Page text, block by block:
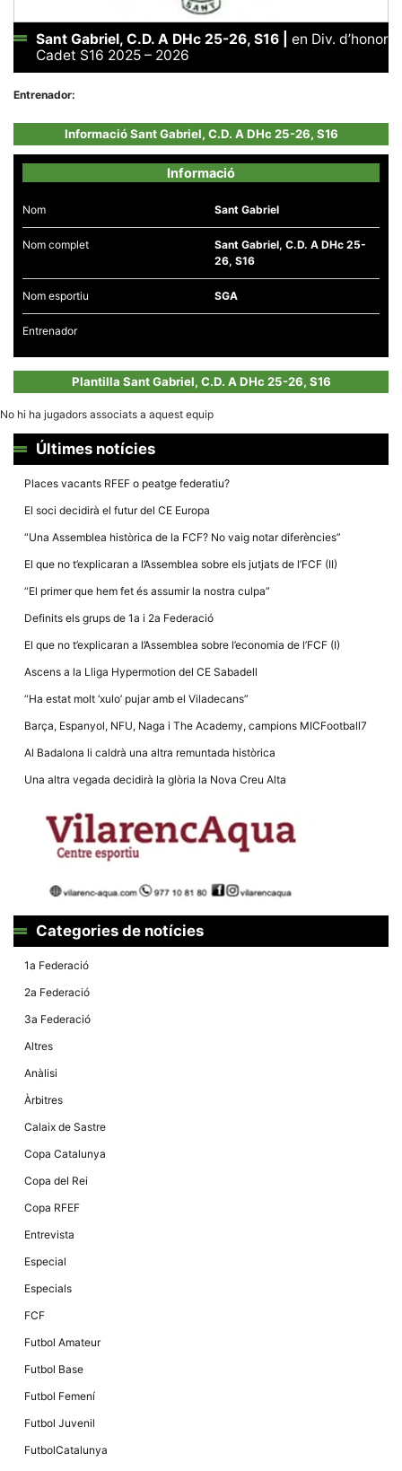
Sant Gabriel, C.D. A DHc 25-26, S16
en Div. d’honor
Cadet S16 2025 – 2026
Entrenador:
Informació Sant Gabriel, C.D. A DHc 25-26, S16
Informació
Nom Sant Gabriel
Nom complet
Sant Gabriel, C.D. A DHc 25-
26, S16
Nom esportiu SGA
Entrenador
Plantilla Sant Gabriel, C.D. A DHc 25-26, S16
No hi ha jugadors associats a aquest equip
Últimes notícies
Places vacants RFEF o peatge federatiu?
El soci decidirà el futur del CE Europa
“Una Assemblea històrica de la FCF? No vaig notar diferències”
El que no t’explicaran a l’Assemblea sobre els jutjats de l’FCF (II)
“El primer que hem fet és assumir la nostra culpa”
Definits els grups de 1a i 2a Federació
El que no t’explicaran a l’Assemblea sobre l’economia de l’FCF (I)
Ascens a la Lliga Hypermotion del CE Sabadell
“Ha estat molt ‘xulo’ pujar amb el Viladecans”
Barça, Espanyol, NFU, Naga i The Academy, campions MICFootball7
Al Badalona li caldrà una altra remuntada històrica
Una altra vegada decidirà la glòria la Nova Creu Alta
Categories de notícies
1a Federació
2a Federació
3a Federació
Altres
Anàlisi
Àrbitres
Calaix de Sastre
Copa Catalunya
Copa del Rei
Copa RFEF
Entrevista
Especial
Especials
FCF
Futbol Amateur
Futbol Base
Futbol Femení
Futbol Juvenil
FutbolCatalunya
Aquestes
cookies no
són
opcionals,
són
funcionament
tècnic de la
web.
Estadístiques
Recopilem
del lloc web
per a millorar
estructura.
components
tècnics del
nostre lloc web
emmagatzemen
dades en el seu
dispositiu que
bé com sigui
rebutja
cookies
funcionalitats
desapareixeran
del lloc web.
En compartir
els teus
interessos i
navegues pel
nostre lloc
web